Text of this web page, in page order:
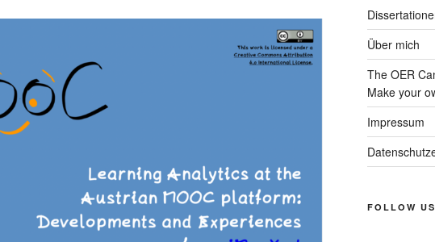
Über mich
The OER
Make your
Impressum
FOLLOW US